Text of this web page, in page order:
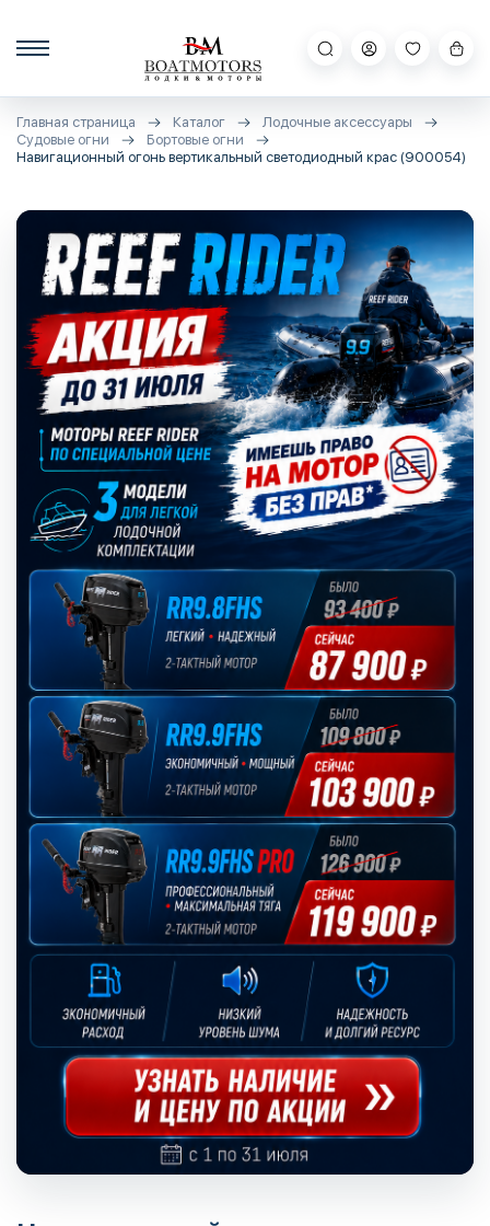
Главная страница Каталог
Лодочные аксессуары
Судовые огни
Бортовые огни
Навигационный огонь вертикальный светодиодный крас (900054)